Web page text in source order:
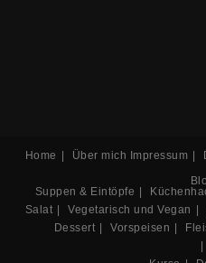
Home Über mich Impressum
Suppen & Eintöpfe
Salat
Vegetarisch und Vegan
Dessert
Vorspeisen